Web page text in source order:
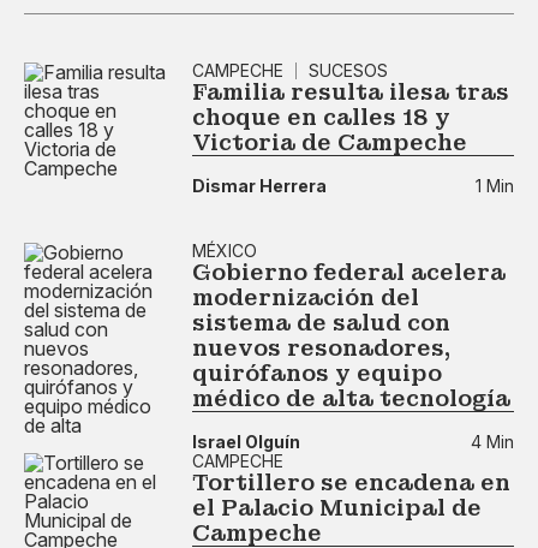
CAMPECHE SUCESOS
Familia resulta ilesa tras
choque en calles 18 y
Victoria de Campeche
Dismar Herrera 1 Min
MÉXICO
Gobierno federal acelera
modernización del
sistema de salud con
nuevos resonadores,
quirófanos y equipo
médico de alta tecnología
Israel Olguín
4 Min
CAMPECHE
Tortillero se encadena en
el Palacio Municipal de
Campeche